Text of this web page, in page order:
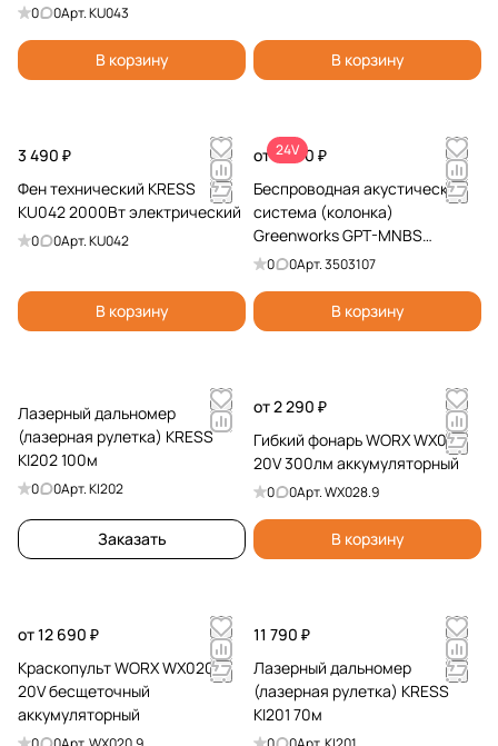
0 0Арт.KU043
В корзину В корзину
3 490 ₽
Фен технический KRESS
KU042 2000Вт электрический
0 0Арт.KU042
В корзину
24V
от 7 990 ₽
Беспроводная акустическая
система (колонка)
Greenworks GPT-MNBS
24V/220V 3503107
0 0Арт.3503107
В корзину
Лазерный дальномер
(лазерная рулетка) KRESS
KI202 100м
0 0Арт.KI202
Заказать
от 2 290 ₽
Гибкий фонарь WORX WX028
20V 300лм аккумуляторный
0 0Арт.WX028.9
В корзину
от 12 690 ₽
Краскопульт WORX WX020.9
20V бесщеточный
аккумуляторный
11 790 ₽
Лазерный дальномер
(лазерная рулетка) KRESS
KI201 70м